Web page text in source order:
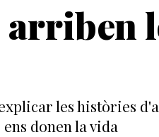
les històries
donen la vida